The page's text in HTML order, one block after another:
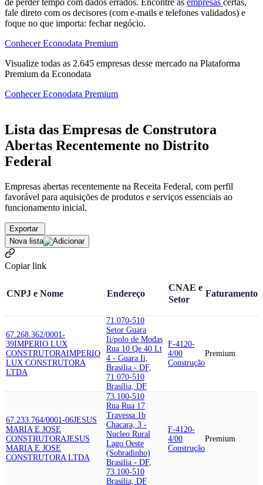
de perder tempo com dados errados. Encontre as empresas certas,
fale direto com os decisores (com e-mails e telefones validados) e
foque no que importa: fechar negócio.
Conhecer Econodata Premium
Visualize todas as 2.645 empresas desse mercado na Plataforma
Premium da Econodata
Conhecer Econodata Premium
Lista das Empresas de Construtora
Abertas Recentemente no Distrito
Federal
Empresas abertas recentemente na Receita Federal, com perfil
favorável para aquisições de produtos e serviços essenciais ao
funcionamento inicial.
Exportar
Nova lista
Copiar link
CNPJ e Nome Endereço
CNAE e
Setor
Faturamento
67.268.362/0001-
39IMPERIO LUX
CONSTRUTORAIMPERIO
LUX CONSTRUTORA
LTDA
71.070-510
Setor Guara
Ii/polo de Modas
Rua 10 Qe 40 Lt
4 - Guara Ii,
Brasilia - DF,
71.070-510
Brasília, DF
F-4120-
4/00
Construção
Premium
67.233.764/0001-06JESUS
MARIA E JOSE
CONSTRUTORAJESUS
MARIA E JOSE
CONSTRUTORA LTDA
73.100-510
Rua Rua 17
Travessa 1b
Chacara, 3 -
Nucleo Rural
Lago Oeste
(Sobradinho)
Brasilia - DF,
73.100-510
Brasília, DF
F-4120-
4/00
Construção
Premium